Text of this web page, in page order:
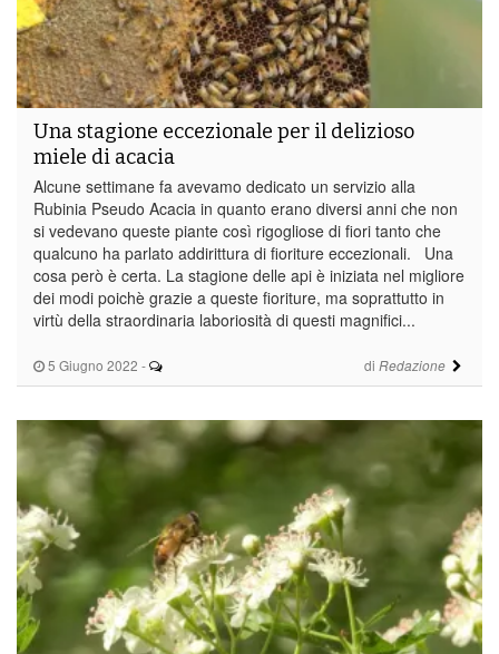
5 Giugno 2022 - di Redazione
Una stagione eccezionale per il delizioso
miele di acacia
Alcune settimane fa avevamo dedicato un servizio alla
Rubinia Pseudo Acacia in quanto erano diversi anni che non
si vedevano queste piante così rigogliose di fiori tanto che
qualcuno ha parlato addirittura di fioriture eccezionali. Una
cosa però è certa. La stagione delle api è iniziata nel migliore
dei modi poichè grazie a queste fioriture, ma soprattutto in
virtù della straordinaria laboriosità di questi magnifici...